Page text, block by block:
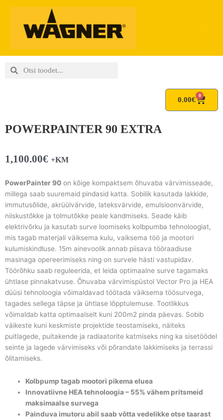
content
SearchSearch
0.00€
0
Cart
POWERPAINTER 90 EXTRA
1,100.00€ +KM
PowerPainter 90 on kõige kompaktsem õhuvaba värvimisseade,
millega saab suuremaid pindasid katta. Sobilik kasutada lakkide,
immutusõlide, akrüülvärvide, lateksvärvide, emulsioonvärvide,
niiskustõkke ja tolmutõkke peale kandmiseks. Seade käib
elektrivõrku ja kasutab surve loomiseks kolbpumba tehnoloogiat,
mis tagab materjali väiksema kulu, vaiksema töö ja mootori
kulumiskindluse. 15m ainevoolik annab piisava tööraadiuse
masinaga opereerimiseks ning on survele hästi vastupidav.
Töörõhku saab reguleerida, et leida optimaalne surve tagamaks
ühtlase pinnakatvuse. Õhuvaba värvimispüstol Vector Pro ja HEA
düüsi tehnoloogia võimaldavad töötada väiksema töösurvega,
tagades sellega täpse ja ühtlase lõpptulemuse. Tootlikkus
võimaldab katta optimaalselt kuni 200m2 pinda päevas. Sobib
väikeste kuni keskmiste projektide teostamiseks, näiteks
puitlagede, puitakende ja radiaatorite katmiseks ning ka sisetöödel
seinte ja lagede värvimiseks või põrandate lakkimiseks ja terrassi
õlitamiseks.
Kolbpump tagab mootori pikema eluea
Innovatiivne HEA tehnoloogia – 55% vähem pritsmeid
maksimaalse survega
Painduva imutoru abil saab võtta vedelikke otse taarast